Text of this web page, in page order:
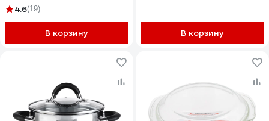
4.6(19)
В корзину В корзину